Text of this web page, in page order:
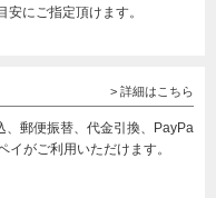
にご指定頂けます。
> 詳細はこちら
、郵便振替、代金引換、PayPa
がご利用いただけます。